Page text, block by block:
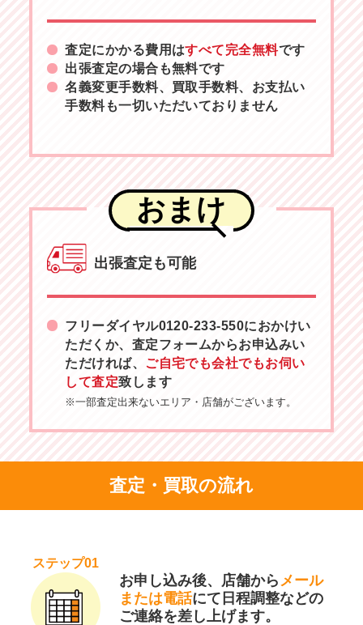
査定にかかる費用はすべて完全無料です
出張査定の場合も無料です
名義変更手数料、買取手数料、お支払い
手数料も一切いただいておりません
おまけ
出張査定も可能
フリーダイヤル0120-233-550におかけい
ただくか、査定フォームからお申込みい
ただければ、 ご自宅でも会社でもお伺い
して査定致します
※一部査定出来ないエリア・店舗がございます。
査定・買取の流れ
ステップ01
お申し込み後、店舗から メール
または電話にて日程調整などの
ご連絡を差し上げます。